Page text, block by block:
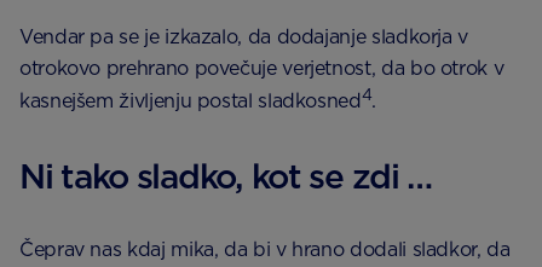
Vendar pa se je izkazalo, da dodajanje sladkorja v
otrokovo prehrano povečuje verjetnost, da bo otrok v
kasnejšem življenju postal sladkosned4.
Ni tako sladko, kot se zdi …
Čeprav nas kdaj mika, da bi v hrano dodali sladkor, da